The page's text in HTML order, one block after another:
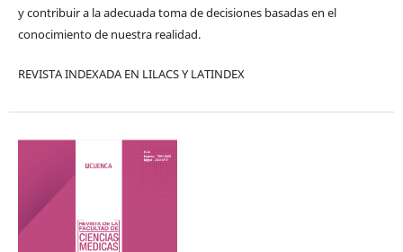
y contribuir a la adecuada toma de decisiones basadas en el
conocimiento de nuestra realidad.
REVISTA INDEXADA EN LILACS Y LATINDEX